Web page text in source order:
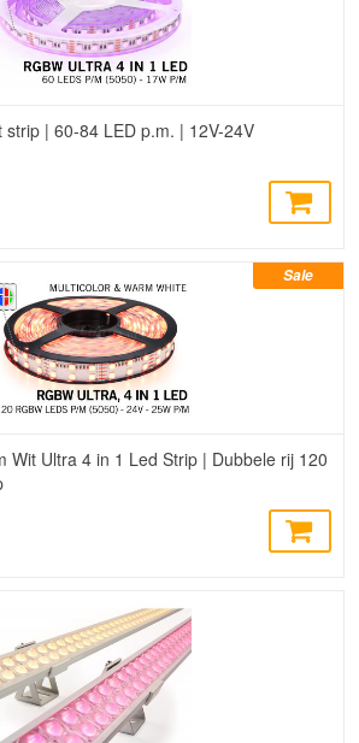
strip | 60-84 LED p.m. | 12V-24V
Sale
Wit Ultra 4 in 1 Led Strip | Dubbele rij 120